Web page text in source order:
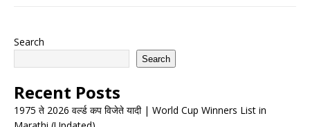
Search
Search
Recent Posts
1975 ते 2026 वर्ल्ड कप विजेते यादी | World Cup Winners List in